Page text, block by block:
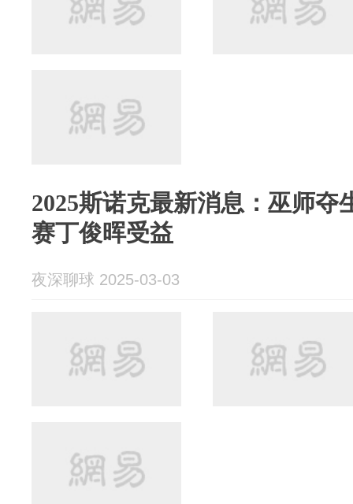
2025斯诺克最新消息：巫师夺
赛丁俊晖受益
夜深聊球 2025-03-03